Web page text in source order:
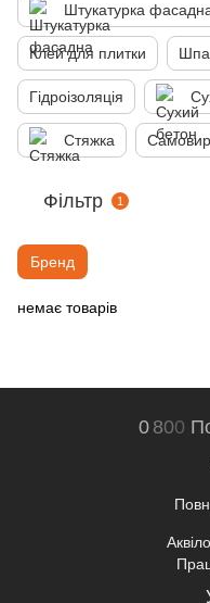
Штукатурка
Клей для плитки
Гідроізоляція
Стяжка
Фільтр 1
Бренд
немає товарів
0 800